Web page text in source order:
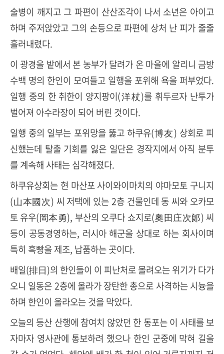
술병이 깨지고 그 파편이 산산조각이 나서 소년은 아이고
하며 주저앉았고 그의 손등으로 파편에 상처 난 피가 줄줄
흘러내렸다.
이 광경을 밭에서 본 농부가 달려가 온 마을에 알리니 금방
수백 명의 한인이 모여들고 일행을 포위해 욕을 퍼부었다.
일행 중의 한 취한이 양지팡이(洋杖)를 휘두르자 난투가
벌어져 아수라장이 되어 버린 것이다.
일행 중의 일부는 포위망을 뚫고 하쿠유(博友) 상회로 피
신했는데 탈출 기회를 잃은 일단은 경작지에서 아직 분투
를 계속해 사태는 심각해졌다.
하쿠유상회는 현 마산포 사이와이마치의 야마모토 구니지
(山本國次) 씨 저택에 있는 2층 건물인데 동 씨와 오카모
토 유우(岡本勇), 부산의 오쿠다 쇼지로(奧田庄次郞) 씨
등이 공동경영하는, 러시아 해군을 상대로 하는 회사이며
특히 흑빵을 제조, 납품하는 곳이다.
배일(排日)의 한인들이 이 피난처로 몰려오는 위기가 다가
오니 일동은 2층에 올라가 장탄한 총으로 사격하는 시늉을
하며 한인이 올라오는 것을 막았다.
오늘의 등산 산행에 참여치 않았던 한 동포는 이 사태를 보
자마자 영사관에 통보하려 했으나 한인 군중에 막혀 길을